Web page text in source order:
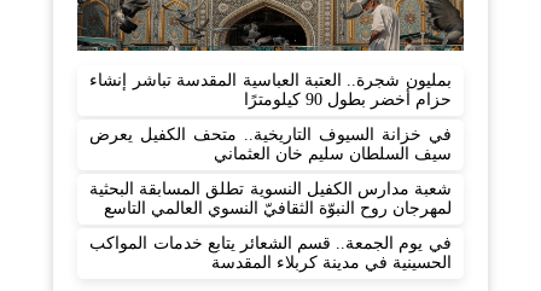
بمليون شجرة.. العتبة العباسية المقدسة تباشر إنشاء
حزام أخضر بطول 90 كيلومترًا
في خزانة السيوف التاريخية.. متحف الكفيل يعرض
سيف السلطان سليم خان العثماني
شعبة مدارس الكفيل النسوية تطلق المسابقة البحثية
لمهرجان روح النبوّة الثقافيّ النسوي العالمي التاسع
في يوم الجمعة.. قسم الشعائر يتابع خدمات المواكب
الحسينية في مدينة كربلاء المقدسة